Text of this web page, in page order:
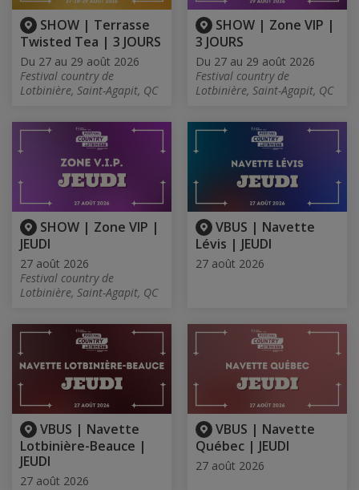
SHOW | Terrasse
Twisted Tea | 3 JOURS
Du 27 au 29 août 2026
Festival country de
Lotbinière, Saint-Agapit, QC
SHOW | Zone VIP |
3 JOURS
Du 27 au 29 août 2026
Festival country de
Lotbinière, Saint-Agapit, QC
SHOW | Zone VIP |
JEUDI
27 août 2026
Festival country de
Lotbinière, Saint-Agapit, QC
VBUS | Navette
Lévis | JEUDI
27 août 2026
VBUS | Navette
Lotbinière-Beauce |
JEUDI
27 août 2026
VBUS | Navette
Québec | JEUDI
27 août 2026